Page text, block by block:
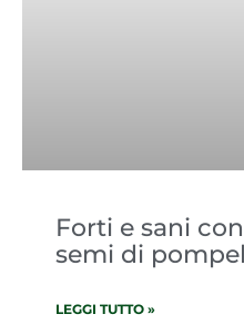
Forti e sani
semi di
LEGGI TUTTO »